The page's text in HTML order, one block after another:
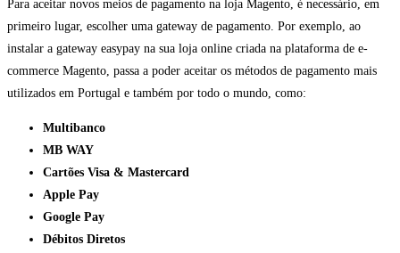
Para aceitar novos meios de pagamento na loja Magento, é necessário, em
primeiro lugar, escolher uma gateway de pagamento. Por exemplo, ao
instalar a gateway easypay na sua loja online criada na plataforma de e-
commerce Magento, passa a poder aceitar os métodos de pagamento mais
utilizados em Portugal e também por todo o mundo, como:
Multibanco
MB WAY
Cartões Visa & Mastercard
Apple Pay
Google Pay
Débitos Diretos